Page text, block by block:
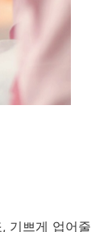
기쁘게 업어줄